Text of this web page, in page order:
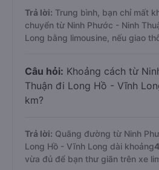
Trả lời: Trung bình, bạn chỉ mất
chuyển từ Ninh Phước - Ninh
Long bằng limousine, nếu giao
Câu hỏi: Khoảng cách từ
Thuận đi Long Hồ - Vĩnh
km?
Trả lời: Quãng đường từ Ninh
Long Hồ - Vĩnh Long dài khoảng
vừa đủ để bạn thư giãn trên xe